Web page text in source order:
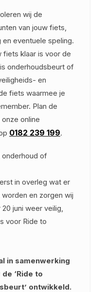
wij de
van jouw fiets,
eventuele speling.
klaar is voor de
onderhoudsbeurt of
en
fiets waarmee je
Plan de
online
0182 239 199.
of
in overleg wat er
en zorgen wij
juni weer veilig,
voor Ride to
in samenwerking
‘Ride to
ontwikkeld.